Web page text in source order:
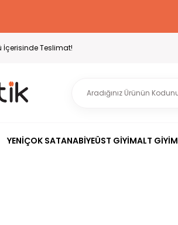
İçerisinde Teslimat!
YENİÇOK SATANABİYEÜST GİYİMALT GİYİM